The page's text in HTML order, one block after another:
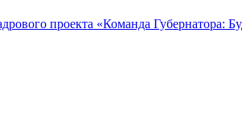
проекта «Команда Губернатора: